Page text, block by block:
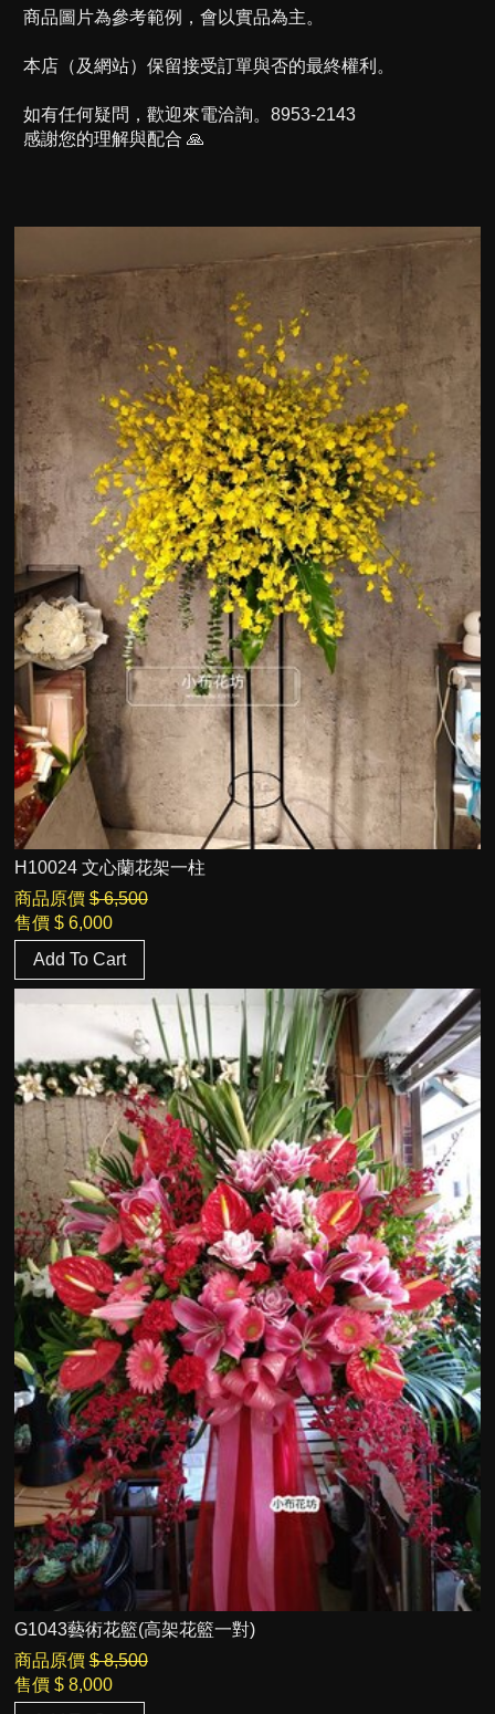
商品圖片為參考範例，會以實品為主。
本店（及網站）保留接受訂單與否的最終權利。
如有任何疑問，歡迎來電洽詢。8953-2143
感謝您的理解與配合 🙏
H10024 文心蘭花架一柱
商品原價 $ 6,500
售價 $ 6,000
Add To Cart
G1043藝術花籃(高架花籃一對)
商品原價 $ 8,500
售價 $ 8,000